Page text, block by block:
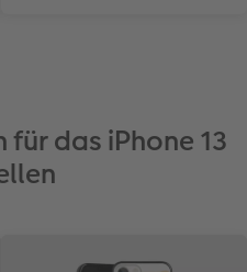
für das iPhone 13